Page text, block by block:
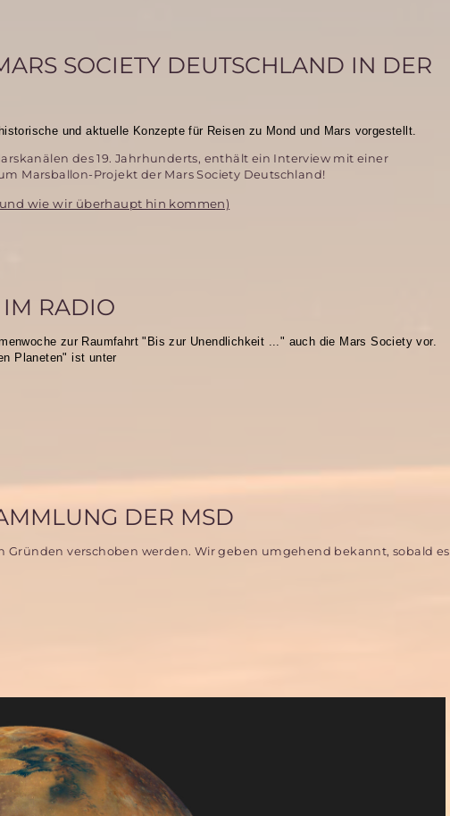
SOCIETY DEUTSCHLAND IN DER
und aktuelle Konzeptefür Reisen zu Mond und Mars vorgestellt.
des 19. Jahrhunderts, enthält ein Interview mit einer
Marsballon-Projekt der Mars Society Deutschland!
wie wir überhaupt hin kommen)
IM RADIO
zur Raumfahrt "Bis zur Unendlichkeit ..." auch die Mars Society vor.
Planeten" ist unter
DER MSD
verschoben werden. Wir geben umgehend bekannt, sobald es